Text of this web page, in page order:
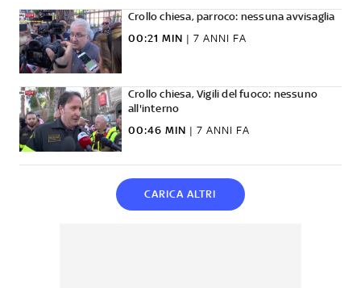
Crollo chiesa, parroco: nessuna avvisaglia
00:21 MIN | 7 ANNI FA
Crollo chiesa, Vigili del fuoco: nessuno
all'interno
00:46 MIN | 7 ANNI FA
CARICA ALTRI